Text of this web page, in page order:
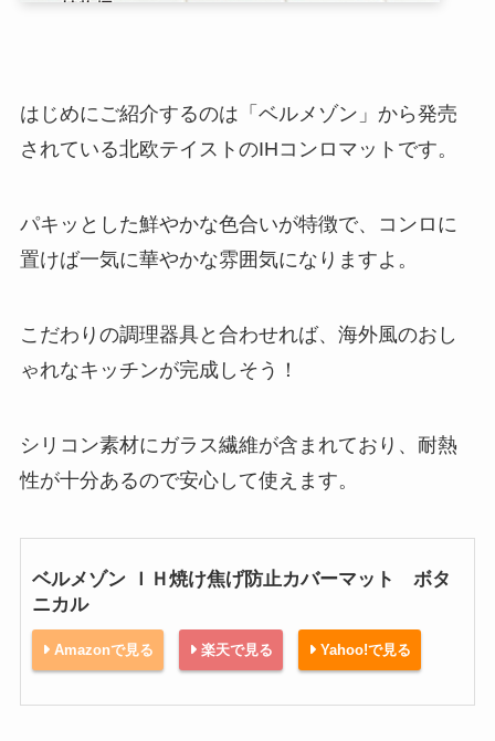
はじめにご紹介するのは「ベルメゾン」から発売
されている北欧テイストのIHコンロマットです。
パキッとした鮮やかな色合いが特徴で、コンロに
置けば一気に華やかな雰囲気になりますよ。
こだわりの調理器具と合わせれば、海外風のおし
ゃれなキッチンが完成しそう！
シリコン素材にガラス繊維が含まれており、耐熱
性が十分あるので安心して使えます。
ベルメゾン ＩＨ焼け焦げ防止カバーマット ボタ
ニカル
Amazonで見る 楽天で見る Yahoo!で見る